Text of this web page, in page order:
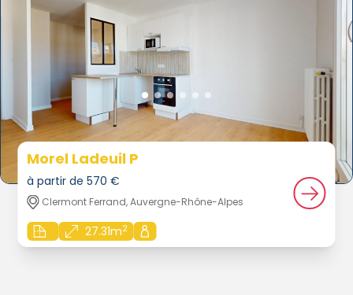
Morel Ladeuil P
à partir de 570 €
Clermont Ferrand, Auvergne-Rhône-Alpes
27.31m2